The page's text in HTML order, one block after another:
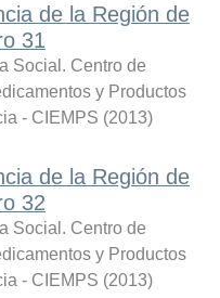
de la Región de
31
Social. Centro de
y Productos
- CIEMPS (2013)
de la Región de
32
Social. Centro de
y Productos
- CIEMPS (2013)